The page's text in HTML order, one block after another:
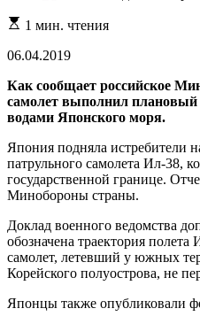
Расчетное
чтения
1 мин. чтения
06.04.2019
Как сообщает российское
самолет выполнил
водами Японского моря.
Япония подняла истребители
патрульного самолета Ил-38,
государственной границе.
Минобороны страны.
Доклад военного ведомства
обозначена траектория
самолет, летевший у южных
Корейского полуострова, не
Японцы также опубликовали